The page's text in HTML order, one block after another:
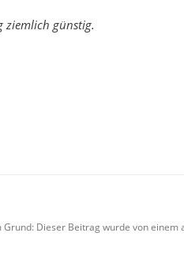
ziemlich günstig.
Grund: Dieser Beitrag wurde von